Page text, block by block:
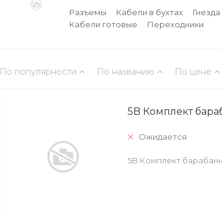
Разъемы Кабели в бухтах
Гнезда
Кабели готовые
Переходники
По популярности По названию По цене
5B Комплект
Ожидается
5B Комплект